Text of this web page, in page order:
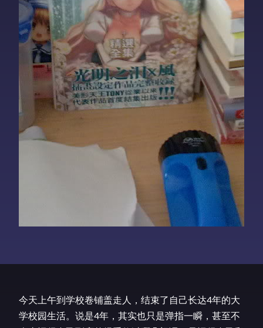
今天上午到学校卷铺盖走人，结束了自己长达4年的大
学校园生活。说是4年，其实也只是弹指一瞬，甚至不